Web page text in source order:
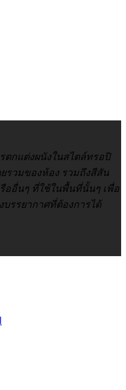
ตกแต่งผนังในสไตล์ทรอปิ
รวมของห้อง รวมถึงสีสัน
ออื่นๆ ที่ใช้ในพื้นที่นั้นๆ เพื่อ
รรยากาศที่ต้องการได้